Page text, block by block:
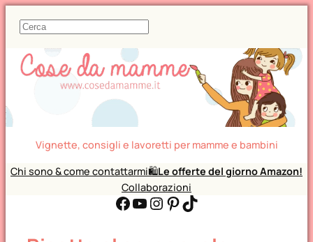
C
r
c
Vignette, consigli e lavoretti per mamme e bambini
Chi sono & come contattarmi🛍️Le offerte del giorno Amazon!
Collaborazioni
Facebook YouTube Instagram Pinterest TikTok